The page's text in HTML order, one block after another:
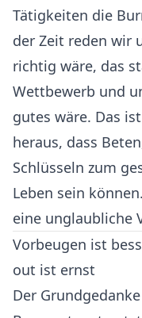
Tätigkeiten die
der Zeit reden wir
richtig wäre, das
Wettbewerb und
gutes wäre. Das
heraus, dass
Schlüsseln zum
Leben sein
eine unglaubliche
Vorbeugen ist
out ist ernst
Der